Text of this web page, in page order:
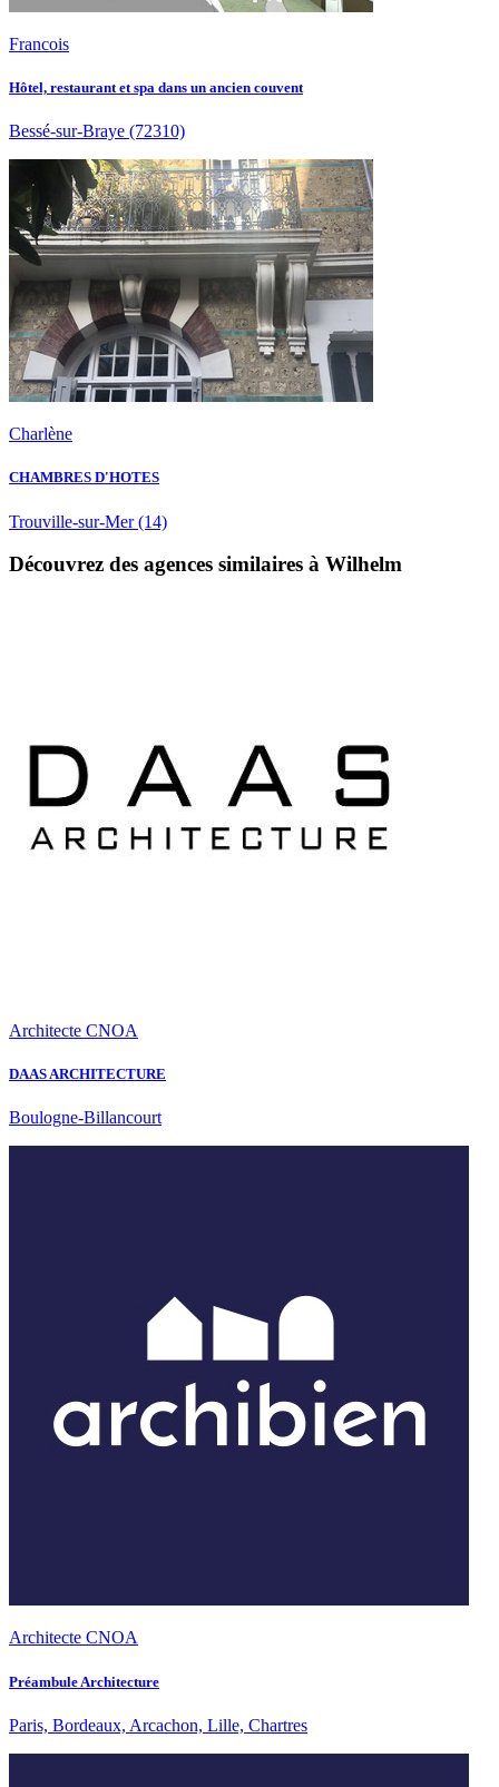
Francois
Hôtel, restaurant et spa dans un ancien couvent
Bessé-sur-Braye (72310)
Charlène
CHAMBRES D'HOTES
Trouville-sur-Mer(14)
Découvrez des agences similaires à Wilhelm
Architecte CNOA
DAAS ARCHITECTURE
Boulogne-Billancourt
Architecte CNOA
Préambule Architecture
Paris, Bordeaux, Arcachon, Lille, Chartres